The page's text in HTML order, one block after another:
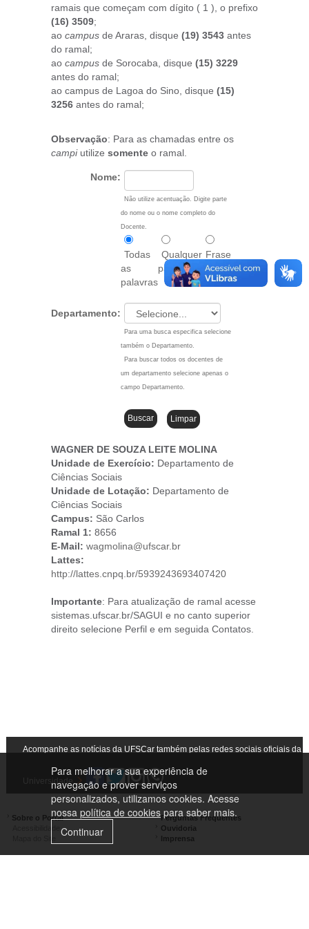
Para melhorar a sua experiência de
navegação e prover serviços
personalizados, utilizamos cookies. Acesse
nossa política de cookiespara saber mais.
Continuar
ramais que começam com dígito ( 1 ), o prefixo
(16) 3509;
ao campus de Araras, disque (19) 3543 antes
do ramal;
ao campus de Sorocaba, disque (15) 3229
antes do ramal;
ao campus de Lagoa do Sino, disque (15)
3256 antes do ramal;
Observação: Para as chamadas entre os
campiutilize somente o ramal.
Nome:
Não utilize acentuação. Digite parte
do nome ou o nome completo do
Docente.
Todas
as
palavras
Qualquer
palavra
Frase
exata
Departamento:
Para uma busca especifica selecione
também o Departamento.
Para buscar todos os docentes de
um departamento selecione apenas o
campo Departamento.
WAGNER DE SOUZA LEITE MOLINA
Unidade de Exercício: Departamento de
Ciências Sociais
Unidade de Lotação: Departamento de
Ciências Sociais
Campus: São Carlos
Ramal 1: 8656
E-Mail: wagmolina@ufscar.br
Lattes:
http://lattes.cnpq.br/5939243693407420
Importante: Para atualização de ramal acesse
sistemas.ufscar.br/SAGUI e no canto superior
direito selecione Perfil e em seguida Contatos.
Acompanhe as notícias da UFSCar também pelas redes sociais oficiais da
Universidade
Sobre o Portal
Perguntas Frequentes
Ouvidoria
Imprensa